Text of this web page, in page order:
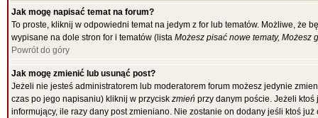
Jak mogę napisać temat na forum?
To proste, kliknij w odpowiedni temat na jedym z for lub tematów. Możliwe, że
wypisane na dole stron for i tematów (lista Możesz pisać nowe tematy, Możesz
Powrót do góry
Jak mogę zmienić lub usunąć post?
Jeżeli nie jesteś administratorem lub moderatorem forum możesz jedynie
czas po jego napisaniu) kliknij w przycisk zmień przy danym poście. Jeżeli
informujący, ile razy dany post zmieniano. Nie zostanie on dodany jeśli ktoś